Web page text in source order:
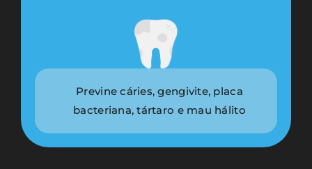
Previne cáries, gengivite, placa
bacteriana, tártaro e mau hálito